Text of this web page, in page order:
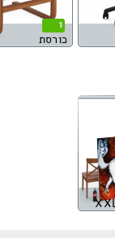
1
כורסת